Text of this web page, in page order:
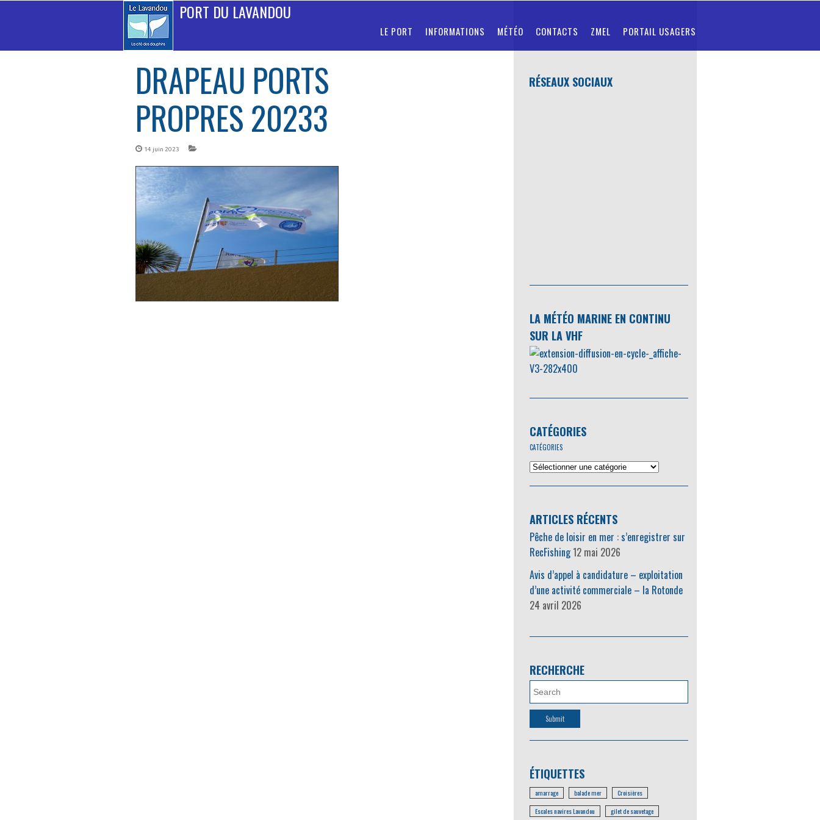
PORT DU LAVANDOU
LE PORT INFORMATIONS MÉTÉO CONTACTS ZMEL PORTAIL USAGERS
DRAPEAU PORTS
PROPRES 20233
14 juin 2023
RÉSEAUX SOCIAUX
LA MÉTÉO MARINE EN CONTINU
SUR LA VHF
CATÉGORIES
CATÉGORIES
ARTICLES RÉCENTS
Pêche de loisir en mer : s’enregistrer sur
RecFishing12 mai 2026
Avis d’appel à candidature – exploitation
d’une activité commerciale – la Rotonde
24 avril 2026
RECHERCHE
ÉTIQUETTES
amarrage balade mer
Croisières
Escales navires Lavandou
gilet de sauvetage